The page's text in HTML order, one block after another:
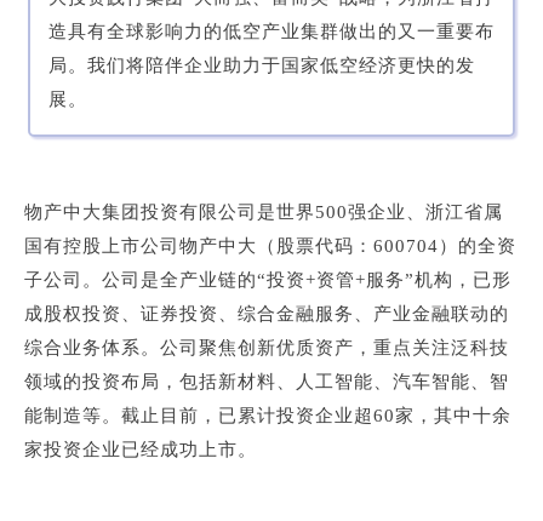
造具有全球影响力的低空产业集群做出的又一重要布
局。我们将陪伴企业助力于国家低空经济更快的发
展。
物产中大集团投资有限公司是世界500强企业、浙江省属
国有控股上市公司物产中大（股票代码：600704）的全资
子公司。公司是全产业链的“投资+资管+服务”机构，已形
成股权投资、证券投资、综合金融服务、产业金融联动的
综合业务体系。公司聚焦创新优质资产，重点关注泛科技
领域的投资布局，包括新材料、人工智能、汽车智能、智
能制造等。截止目前，已累计投资企业超60家，其中十余
家投资企业已经成功上市。